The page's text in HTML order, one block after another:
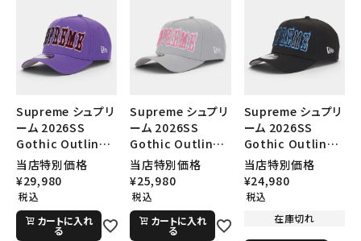
Supreme シュプリ
ーム 2026SS
Gothic Outline
Adjustable New
Era Cap ゴシック
アウトライン アジャ
スタブルニューエラ
キャップ パープル
当店特別価格
¥29,980
税込
カートに入れ
る
Supreme シュプリ
ーム 2026SS
Gothic Outline
Adjustable New
Era Cap ゴシック
アウトライン アジャ
スタブルニューエラ
キャップ グレー
当店特別価格
¥25,980
税込
カートに入れ
る
Supreme シュプリ
ーム 2026SS
Gothic Outline
Adjustable New
Era Cap ゴシック
アウトライン アジャ
キャップ ブラック
当店特別価格
¥24,980
税込
在庫切れ